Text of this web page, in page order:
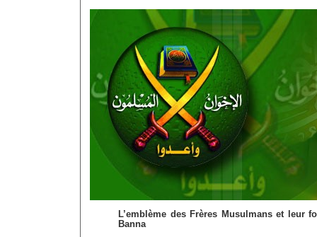
L’emblème des Frères Musulmans et leur
Banna